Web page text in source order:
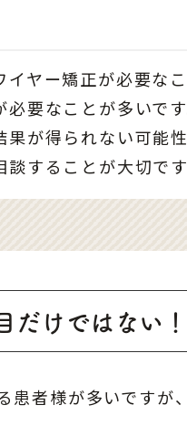
ヤー矯正が必要な
要なことが多いで
果が得られない可能
することが大切です
だけではない
患者様が多いです